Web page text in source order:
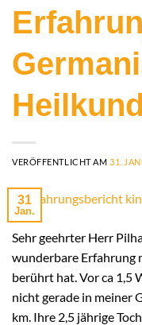
VERÖFFENTLICHT AM31.
31
Jan.
Sehr geehrter Herr
wunderbare Erfahrung
berührt hat. Vor ca 1,5
nicht gerade in meiner
km. Ihre 2,5 jährige